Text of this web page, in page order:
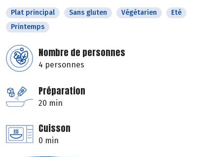
Plat principal Sans gluten Végétarien
Eté
Printemps
Nombre de personnes
4 personnes
Préparation
20 min
Cuisson
0 min